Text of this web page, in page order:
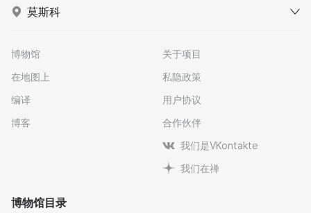
莫斯科
博物馆
在地图上
编译
博客
关于项目
私隐政策
用户协议
合作伙伴
我们是VKontakte
我们在禅
博物馆目录